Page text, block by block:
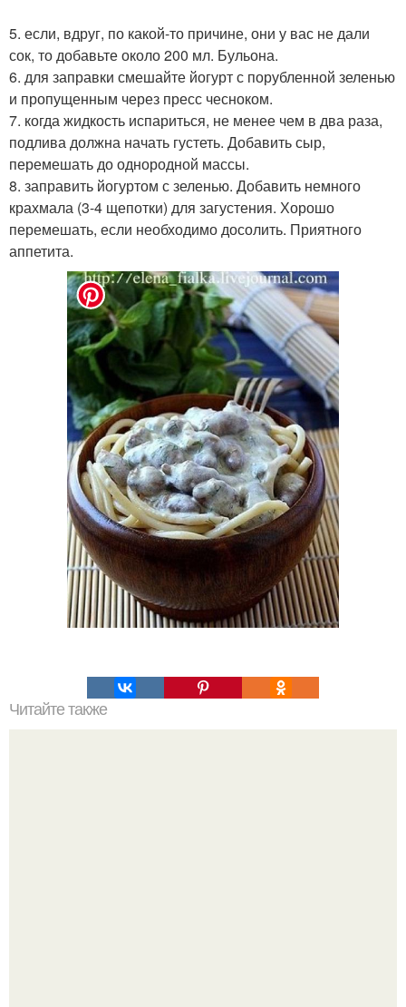
5. если, вдруг, по какой-то причине, они у вас не дали
сок, то добавьте около 200 мл. Бульона.
6. для заправки смешайте йогурт с порубленной зеленью
и пропущенным через пресс чесноком.
7. когда жидкость испариться, не менее чем в два раза,
подлива должна начать густеть. Добавить сыр,
перемешать до однородной массы.
8. заправить йогуртом с зеленью. Добавить немного
крахмала (3-4 щепотки) для загустения. Хорошо
перемешать, если необходимо досолить. Приятного
аппетита.
Читайте также